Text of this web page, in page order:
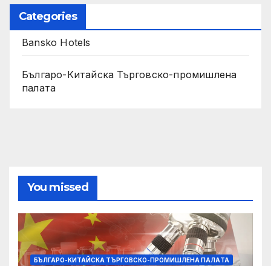
Categories
Bansko Hotels
Българо-Китайска Търговско-промишлена
палaта
You missed
БЪЛГАРО-КИТАЙСКА ТЪРГОВСКО-ПРОМИШЛЕНА ПАЛAТА